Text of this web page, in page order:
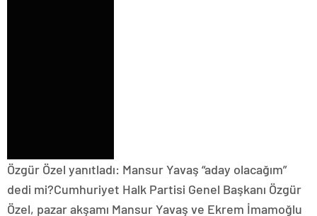
Özgür Özel yanıtladı: Mansur Yavaş “aday olacağım”
dedi mi?Cumhuriyet Halk Partisi Genel Başkanı Özgür
Özel, pazar akşamı Mansur Yavaş ve Ekrem İmamoğlu